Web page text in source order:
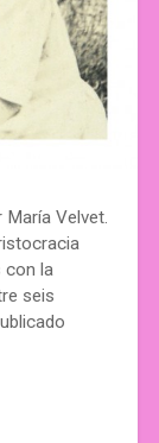
María Velvet.
con la
seis